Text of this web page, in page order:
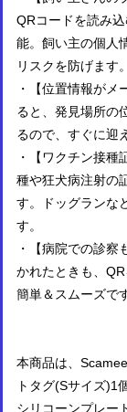
QRコードを読み
能。飼い主の個人
リスクを防げます。
・【位置情報が
ると、発見場所の
るので、すぐに迎
・【ワクチン接
種や狂犬病注射の
す。ドッグランな
す。
・【病院での診
かれたときも、
簡単＆スムーズで
本商品は、
トタグ(Sサイズ)1
シリコーンプレー